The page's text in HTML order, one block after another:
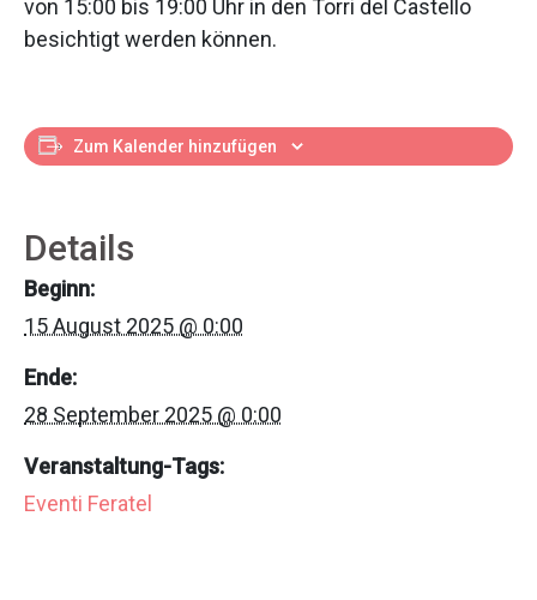
von 15:00 bis 19:00 Uhr in den Torri del Castello
besichtigt werden können.
Zum Kalender hinzufügen
Details
Beginn:
15 August 2025 @ 0:00
Ende:
28 September 2025 @ 0:00
Veranstaltung-Tags:
Eventi Feratel